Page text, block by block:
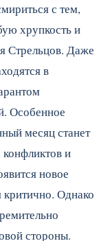
с тем,
хрупкость и
Стрельцов. Даже
в
Особенное
месяц станет
и
новое
критично. Однако
стороны.